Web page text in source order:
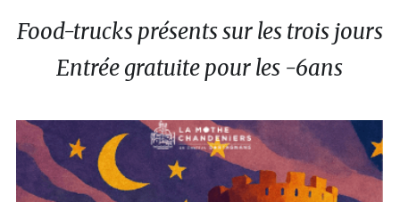
Food-trucks présents sur les trois jours
Entrée gratuite pour les -6ans